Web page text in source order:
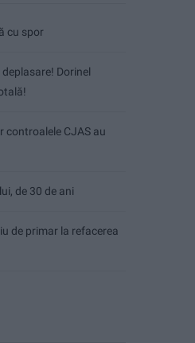
cu spor
Dorinel
controalele CJAS au
de 30 de ani
de primar la refacerea